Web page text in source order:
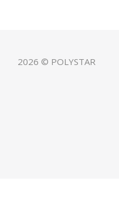
2026 © POLYSTAR